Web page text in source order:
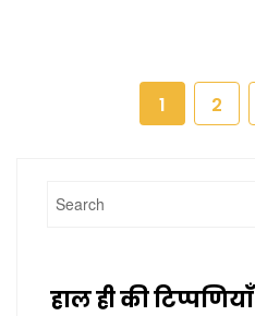
1 2
हाल ही की टिप्पणियाँ